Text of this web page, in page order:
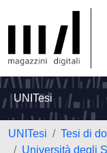
UNITesi
UNITesi
Tesi di
Università degli